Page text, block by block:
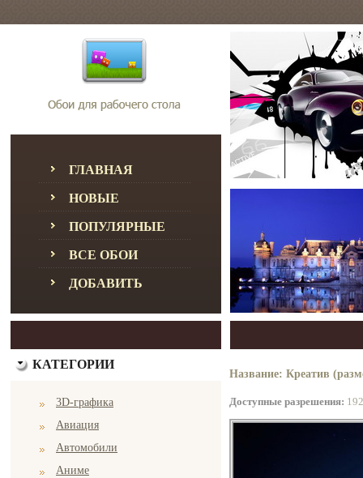
ГЛАВНАЯ
НОВЫЕ
ПОПУЛЯРНЫЕ
ВСЕ ОБОИ
ДОБАВИТЬ
КАТЕГОРИИ
3D-графика
Авиация
Автомобили
Аниме
Название: Креатив
Доступные разрешения: